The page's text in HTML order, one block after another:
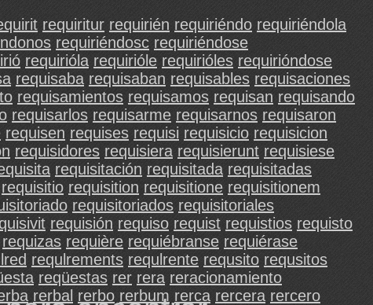
requiritur requirién requiriéndo requiriéndola
requiriéndosc requiriéndose
requirióla requirióle requirióles requirióndose
requisaba requisaban requisables requisaciones
requisamientos requisamos requisan requisando
requisarlos requisarme requisarnos requisaron
requisen requises requisi requisicio requisicion
requisidores requisiera requisierunt requisiese
requisitación requisitada requisitadas
requisitio requisition requisitione requisitionem
requisitoriados requisitoriales
requisión requiso requist requistios requisto
requizas requière requiébranse requiérase
requlrements requlrente requsito requsitos
reqüestas rer rera reracionamiento
rerbal rerbo rerbum rerca rercera rercero